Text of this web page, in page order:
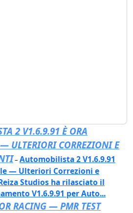
2 V1.6.9.91 È ORA
ULTERIORI CORREZIONI E
– Automobilista 2 V1.6.9.91
— Ulteriori Correzioni e
Studios ha rilasciato il
V1.6.9.91 per Auto...
RACING — PMR TEST